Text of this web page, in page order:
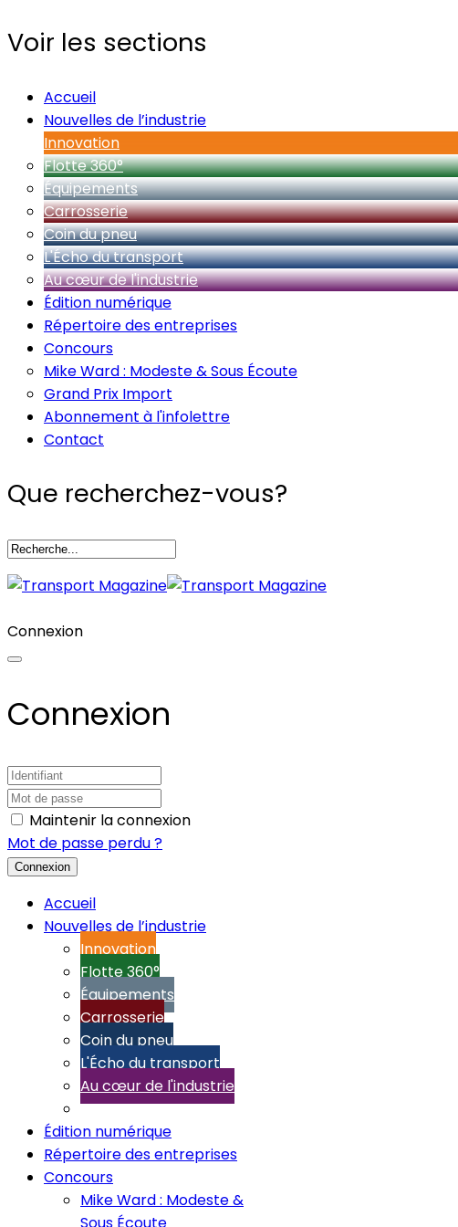
Voir les sections
Accueil
Nouvelles de l’industrie
Innovation
Flotte 360°
Équipements
Carrosserie
Coin du pneu
L'Écho du transport
Au cœur de l'industrie
Édition numérique
Répertoire des entreprises
Concours
Mike Ward : Modeste & Sous Écoute
Grand Prix Import
Abonnement à l'infolettre
Contact
Que recherchez-vous?
Connexion
Connexion
Maintenir la connexion
Mot de passe perdu ?
Connexion
Accueil
Nouvelles de l’industrie
Innovation
Flotte 360°
Équipements
Carrosserie
Coin du pneu
L'Écho du transport
Au cœur de l'industrie
Édition numérique
Répertoire des entreprises
Concours
Mike Ward : Modeste &